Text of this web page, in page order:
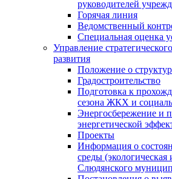
руководителей
Горячая линия
Ведомственный
Специальная оценка
Управление
развития
Положение о
Градостроительство
Подготовка к
сезона ЖКХ и
Энергосбережение и
энергетической
Проекты
Информация о
среды
Слюдянского